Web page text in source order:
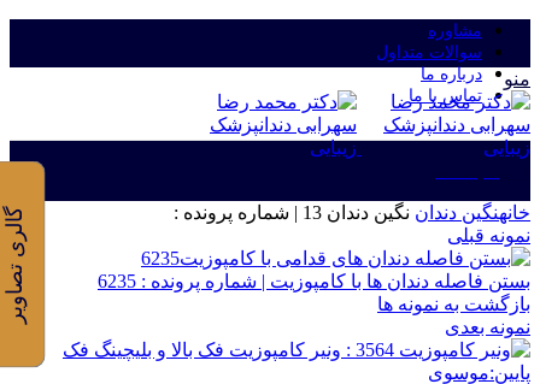
مشاوره
سوالات متداول
درباره ما
تماس با ما
منو
خانهنگین دندان نگین دندان 13 | شماره پرونده :
نمونه قبلی
بستن فاصله دندان ها با کامپوزیت | شماره پرونده : 6235
بازگشت به نمونه ها
نمونه بعدی
گالری تصاویر